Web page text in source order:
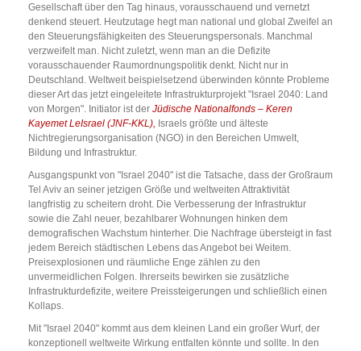
Gesellschaft über den Tag hinaus, vorausschauend und vernetzt
denkend steuert. Heutzutage hegt man national und global Zweifel an
den Steuerungsfähigkeiten des Steuerungspersonals. Manchmal
verzweifelt man. Nicht zuletzt, wenn man an die Defizite
vorausschauender Raumordnungspolitik denkt. Nicht nur in
Deutschland. Weltweit beispielsetzend überwinden könnte Probleme
dieser Art das jetzt eingeleitete Infrastrukturprojekt "Israel 2040: Land
von Morgen". Initiator ist der Jüdische Nationalfonds – Keren
Kayemet LeIsrael (JNF-KKL), Israels größte und älteste
Nichtregierungsorganisation (NGO) in den Bereichen Umwelt,
Bildung und Infrastruktur.
Ausgangspunkt von "Israel 2040" ist die Tatsache, dass der Großraum
Tel Aviv an seiner jetzigen Größe und weltweiten Attraktivität
langfristig zu scheitern droht. Die Verbesserung der Infrastruktur
sowie die Zahl neuer, bezahlbarer Wohnungen hinken dem
demografischen Wachstum hinterher. Die Nachfrage übersteigt in fast
jedem Bereich städtischen Lebens das Angebot bei Weitem.
Preisexplosionen und räumliche Enge zählen zu den
unvermeidlichen Folgen. Ihrerseits bewirken sie zusätzliche
Infrastrukturdefizite, weitere Preissteigerungen und schließlich einen
Kollaps.
Mit "Israel 2040" kommt aus dem kleinen Land ein großer Wurf, der
konzeptionell weltweite Wirkung entfalten könnte und sollte. In den